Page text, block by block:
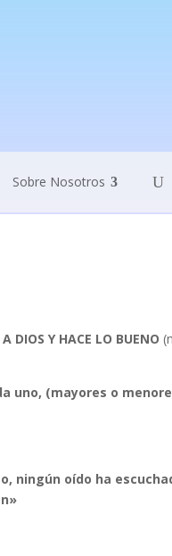
Sobre Nosotros
DIOS Y HACE LO BUENO
uno, (mayores o
ningún oído ha